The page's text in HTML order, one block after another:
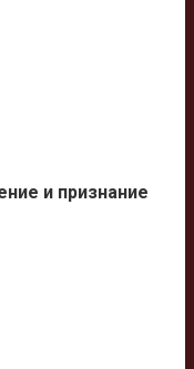
и признание